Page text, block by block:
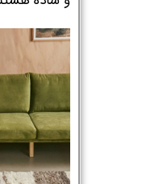
نام و نام خانوادگی : *